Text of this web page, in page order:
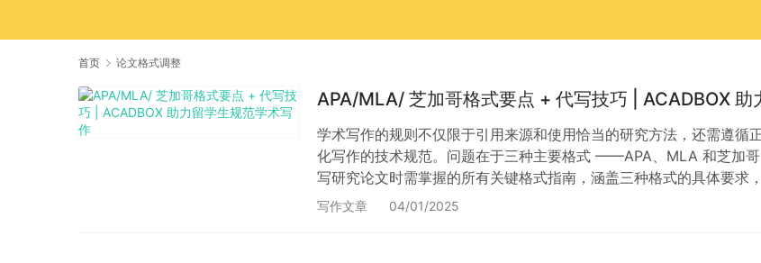
首页 论文格式调整
APA/MLA/ 芝加哥格式要点 + 代写技巧 | ACADBOX 助
学术写作的规则不仅限于引用来源和使用恰当的研究方法，还需遵
化写作的技术规范。问题在于三种主要格式 ——APA、MLA 和芝加
写研究论文时需掌握的所有关键格式指南，涵盖三种格式的具体要
符合规范的论文。ACADBOX 作为专业留学生代写与润色服务平台，
写作文章 04/01/2025